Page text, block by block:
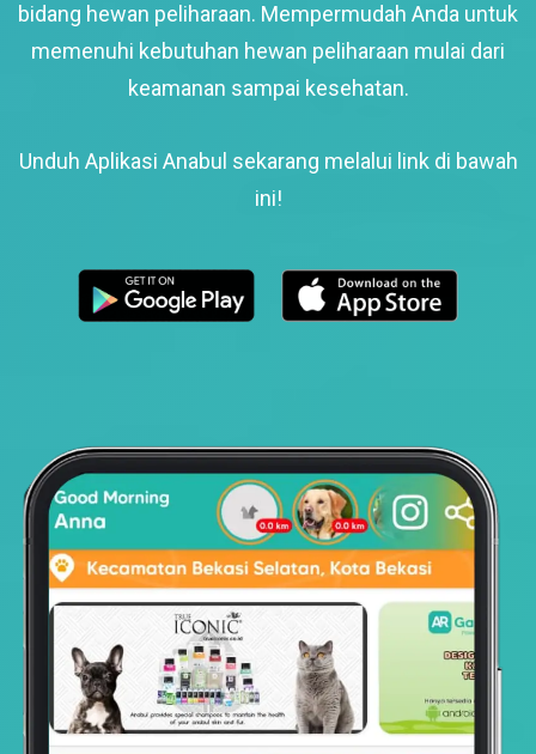
bidang hewan peliharaan. Mempermudah Anda untuk
memenuhi kebutuhan hewan peliharaan mulai dari
keamanan sampai kesehatan.
Unduh Aplikasi Anabul sekarang melalui link di bawah
ini!